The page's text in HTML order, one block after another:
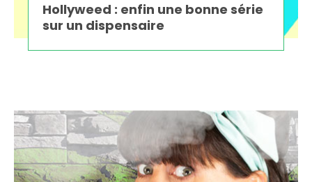
Hollyweed : enfin une bonne série
sur un dispensaire